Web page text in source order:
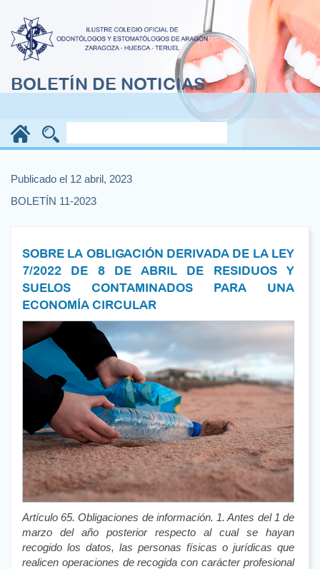
BOLETÍN DE NOTICIAS
Publicado el 12 abril, 2023
BOLETÍN 11-2023
SOBRE LA OBLIGACIÓN DERIVADA DE LA LEY
7/2022 DE 8 DE ABRIL DE RESIDUOS Y
SUELOS CONTAMINADOS PARA UNA
ECONOMÍA CIRCULAR
Artículo 65. Obligaciones de información. 1. Antes del 1 de
marzo del año posterior respecto al cual se hayan
recogido los datos, las personas físicas o jurídicas que
realicen operaciones de recogida con carácter profesional